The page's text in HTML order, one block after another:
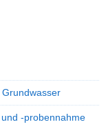
-probennahme